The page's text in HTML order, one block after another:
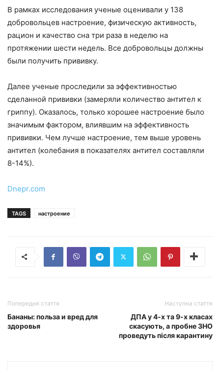
В рамках исследования ученые оценивали у 138
добровольцев настроение, физическую активность,
рацион и качество сна три раза в неделю на
протяжении шести недель. Все добровольцы должны
были получить прививку.
Далее ученые проследили за эффективностью
сделанной прививки (замеряли количество антител к
гриппу). Оказалось, только хорошее настроение было
значимым фактором, влиявшим на эффективность
прививки. Чем лучше настроение, тем выше уровень
антител (колебания в показателях антител составляли
8-14%).
Dnepr.com
TAGS настроение
Попередня стаття
Бананы: польза и вред для
здоровья
Наступна стаття
ДПА у 4-х та 9-х класах
скасують, а пробне ЗНО
проведуть після карантину